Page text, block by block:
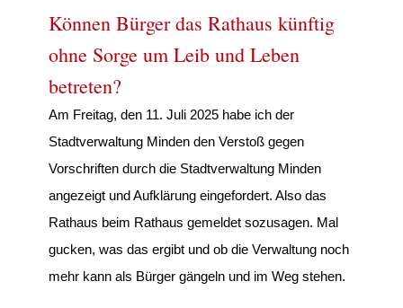
Können Bürger das Rathaus künftig
ohne Sorge um Leib und Leben
betreten?
Am Freitag, den 11. Juli 2025 habe ich der
Stadtverwaltung Minden den Verstoß gegen
Vorschriften durch die Stadtverwaltung Minden
angezeigt und Aufklärung eingefordert. Also das
Rathaus beim Rathaus gemeldet sozusagen. Mal
gucken, was das ergibt und ob die Verwaltung noch
mehr kann als Bürger gängeln und im Weg stehen.